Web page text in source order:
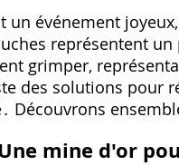
un événement
représentent
grimper‚
des solutions pour
Découvrons
Une mine d'or